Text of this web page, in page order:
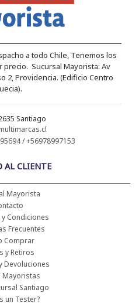
a todo Chile, Tenemos los
Sucursal Mayorista: Av
2, Providencia. (Edificio Centro
Santiago
/ +56978997153
AL CLIENTE
Mayorista
Condiciones
Frecuentes
Comprar
y Retiros
Devoluciones
Mayoristas
Santiago
un Tester?